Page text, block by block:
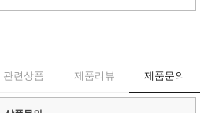
관련상품 제품리뷰 제품문의